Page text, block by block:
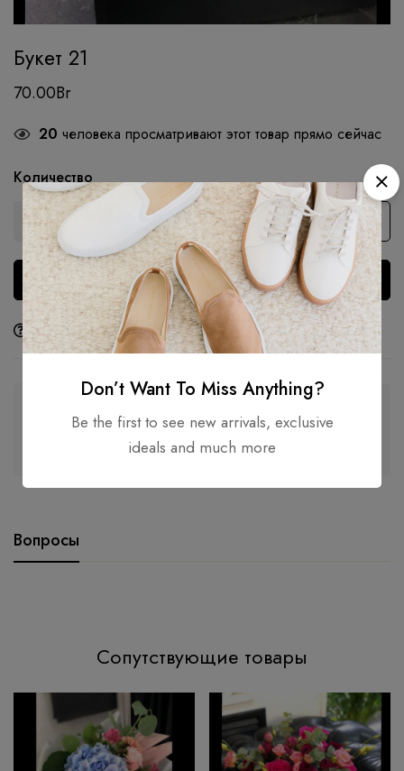
Букет 21
70.00Br
20 человека просматривают этот товар прямо сейчас
Количество
В корзину
Купить сейчас
Задать вопрос Поделиться
Гарантия безопасного и безопасного оформления
заказа
Вопросы
Сопутствующие товары
Don’t Want To Miss Anything?
Be the first to see new arrivals, exclusive
ideals and much more